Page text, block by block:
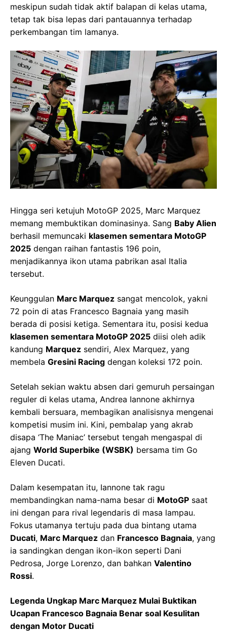
meskipun sudah tidak aktif balapan di kelas utama,
tetap tak bisa lepas dari pantauannya terhadap
perkembangan tim lamanya.
Hingga seri ketujuh MotoGP 2025, Marc Marquez
memang membuktikan dominasinya. Sang Baby Alien
berhasil memuncaki klasemen sementara MotoGP
2025 dengan raihan fantastis 196 poin,
menjadikannya ikon utama pabrikan asal Italia
tersebut.
Keunggulan Marc Marquez sangat mencolok, yakni
72 poin di atas Francesco Bagnaia yang masih
berada di posisi ketiga. Sementara itu, posisi kedua
klasemen sementara MotoGP 2025 diisi oleh adik
kandung Marquez sendiri, Alex Marquez, yang
membela Gresini Racing dengan koleksi 172 poin.
Setelah sekian waktu absen dari gemuruh persaingan
reguler di kelas utama, Andrea Iannone akhirnya
kembali bersuara, membagikan analisisnya mengenai
kompetisi musim ini. Kini, pembalap yang akrab
disapa ‘The Maniac’ tersebut tengah mengaspal di
ajang World Superbike (WSBK) bersama tim Go
Eleven Ducati.
Dalam kesempatan itu, Iannone tak ragu
membandingkan nama-nama besar di MotoGP saat
ini dengan para rival legendaris di masa lampau.
Fokus utamanya tertuju pada dua bintang utama
Ducati, Marc Marquez dan Francesco Bagnaia, yang
ia sandingkan dengan ikon-ikon seperti Dani
Pedrosa, Jorge Lorenzo, dan bahkan Valentino
Rossi.
Legenda Ungkap Marc Marquez Mulai Buktikan
Ucapan Francesco Bagnaia Benar soal Kesulitan
dengan Motor Ducati